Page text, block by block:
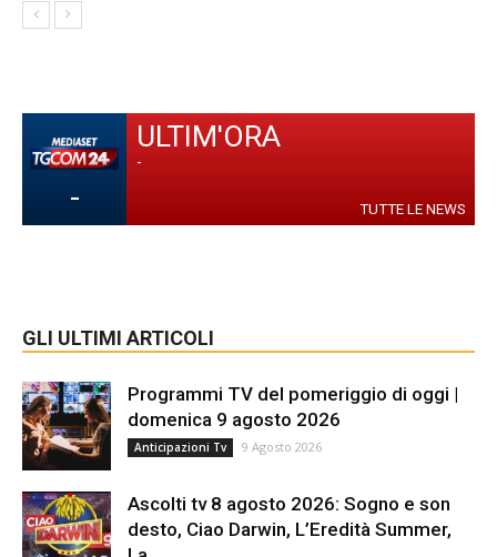
-
ULTIM'ORA
-
TUTTE LE NEWS
GLI ULTIMI ARTICOLI
Programmi TV del pomeriggio di oggi |
domenica 9 agosto 2026
Anticipazioni Tv 9 Agosto 2026
Ascolti tv 8 agosto 2026: Sogno e son
desto, Ciao Darwin, L’Eredità Summer,